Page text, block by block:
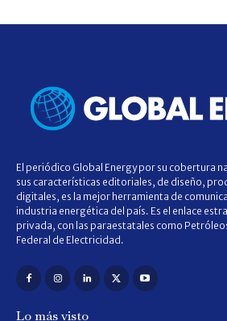
El periódico Global Energy por su cobertura
sus características editoriales, de diseño,
digitales, es la mejor herramienta de
industria energética del país. Es el enlace
privada, con las paraestatales como
Federal de Electricidad.
Lo más visto